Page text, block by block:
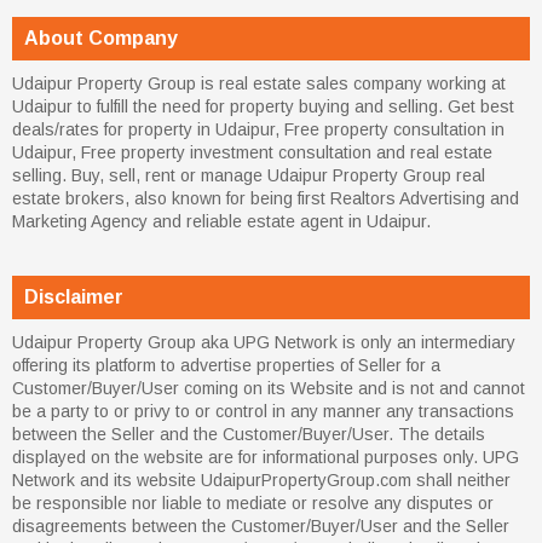
About Company
Udaipur Property Group is real estate sales company working at
Udaipur to fulfill the need for property buying and selling. Get best
deals/rates for property in Udaipur, Free property consultation in
Udaipur, Free property investment consultation and real estate
selling. Buy, sell, rent or manage Udaipur Property Group real
estate brokers, also known for being first Realtors Advertising and
Marketing Agency and reliable estate agent in Udaipur.
Disclaimer
Udaipur Property Group aka UPG Network is only an intermediary
offering its platform to advertise properties of Seller for a
Customer/Buyer/User coming on its Website and is not and cannot
be a party to or privy to or control in any manner any transactions
between the Seller and the Customer/Buyer/User. The details
displayed on the website are for informational purposes only. UPG
Network and its website UdaipurPropertyGroup.com shall neither
be responsible nor liable to mediate or resolve any disputes or
disagreements between the Customer/Buyer/User and the Seller